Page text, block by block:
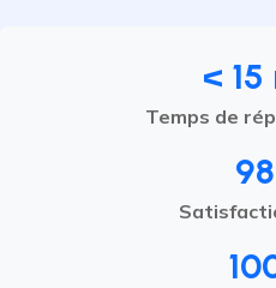
<
Temps de